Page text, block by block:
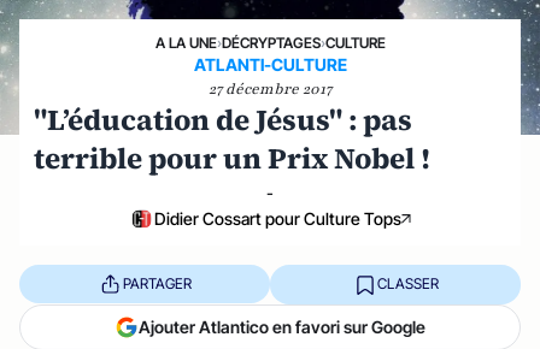
A LA UNE›DÉCRYPTAGES›CULTURE
ATLANTI-CULTURE
27 décembre 2017
"L’éducation de Jésus" : pas
terrible pour un Prix Nobel !
-
Didier Cossart pour Culture Tops
PARTAGER CLASSER
Ajouter Atlantico en favori sur Google